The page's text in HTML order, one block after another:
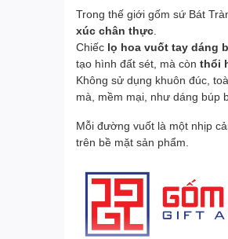
Trong thế giới gốm sứ Bát
xúc chân thực
Chiếc lọ hoa vuốt tay dáng
tạo hình đất sét, mà còn thổi
Không sử dụng khuôn đúc,
mà, mềm mại, như dáng búp
Mỗi đường vuốt là một nhịp
trên bề mặt sản phẩm.